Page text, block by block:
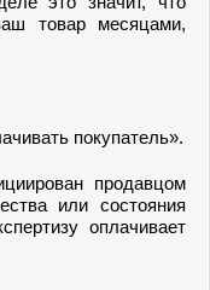
товар месяцами,
покупатель».
продавцом
или состояния
оплачивает